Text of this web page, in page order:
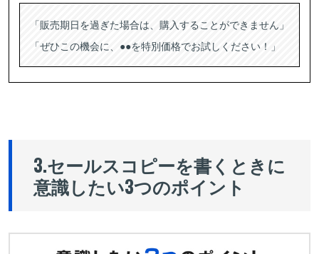
「販売期日を過ぎた場合は、購入することができません」
「ぜひこの機会に、●●を特別価格でお試しください！」
3.セールスコピーを書くときに
意識したい3つのポイント